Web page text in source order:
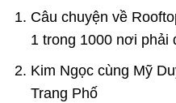
Câu chuyện về
1 trong 1000 nơi phải
Kim Ngọc cùng Mỹ
Trang Phố